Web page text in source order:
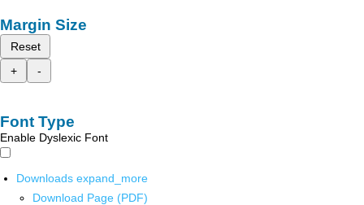
Margin Size
Reset
+
-
Font Type
Enable Dyslexic Font
Downloads expand_more
Download Page (PDF)